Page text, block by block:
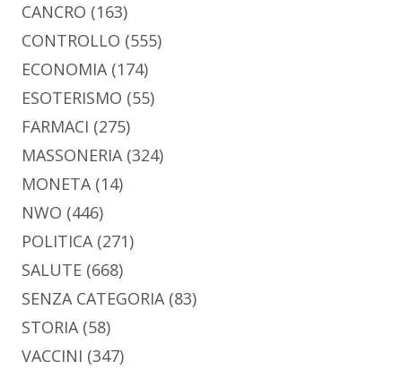
CANCRO (163)
CONTROLLO (555)
ECONOMIA(174)
ESOTERISMO (55)
FARMACI (275)
MASSONERIA(324)
MONETA(14)
NWO (446)
POLITICA(271)
SALUTE (668)
SENZA CATEGORIA(83)
STORIA(58)
VACCINI (347)